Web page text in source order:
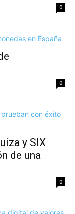
0
0
y SIX
de una
0